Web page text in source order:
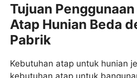
Tujuan
Atap Hunian Beda
Pabrik
Kebutuhan atap untuk hunian
kebutuhan atap untuk